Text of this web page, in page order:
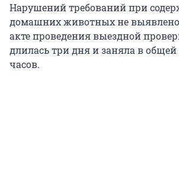
Нарушений требований при
домашних животных не
акте проведения выездной
длилась три дня и заняла в общей
часов.